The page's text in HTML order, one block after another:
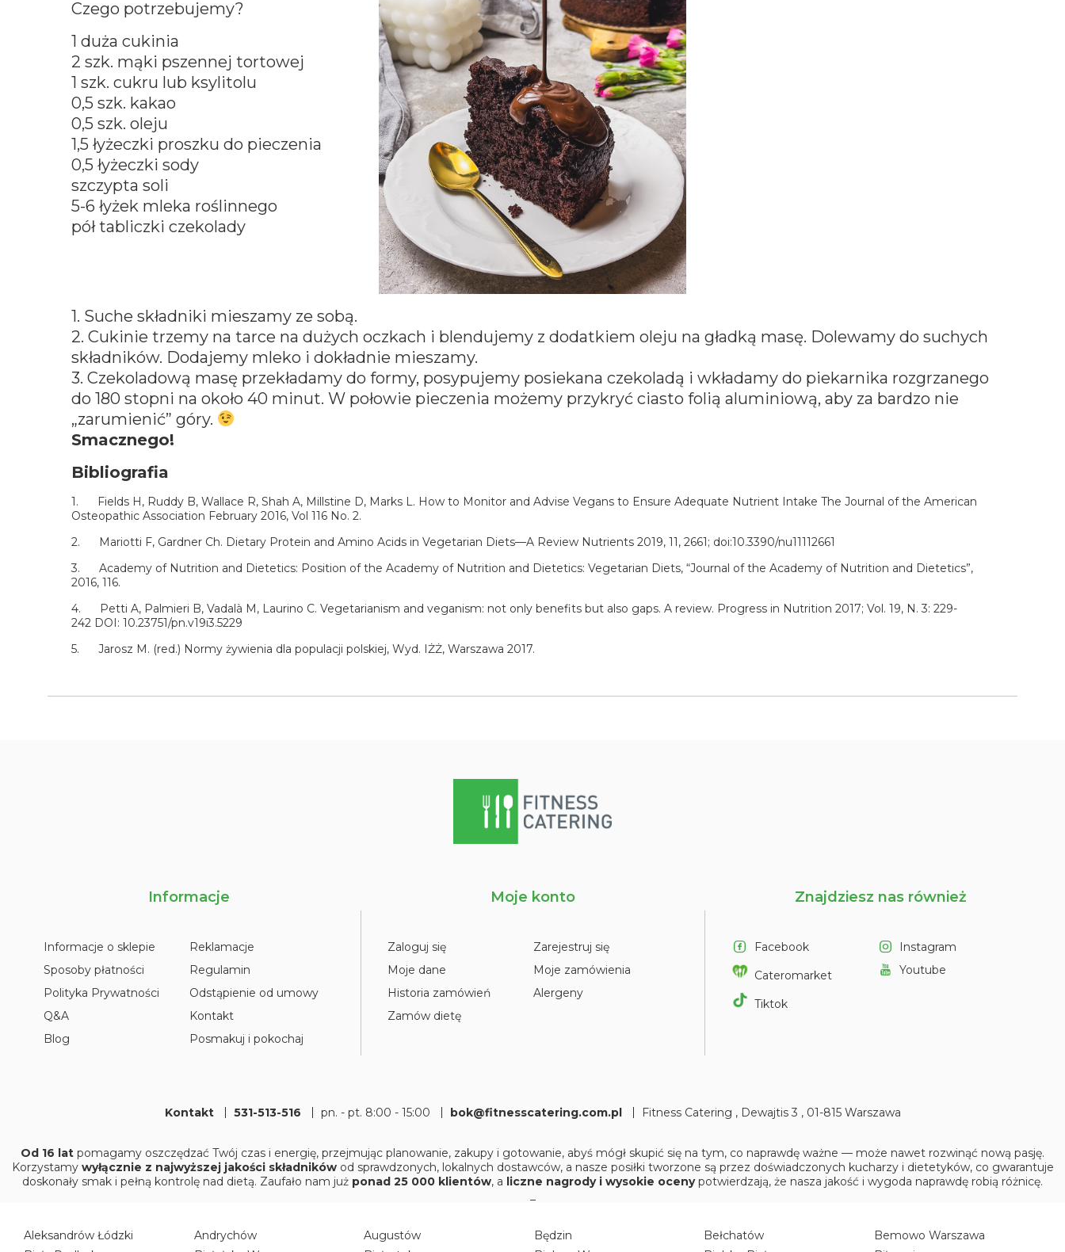
Czego potrzebujemy?
1 duża cukinia
2 szk. mąki pszennej tortowej
1 szk. cukru lub ksylitolu
0,5 szk. kakao
0,5 szk. oleju
1,5 łyżeczki proszku do pieczenia
0,5 łyżeczki sody
szczypta soli
5-6 łyżek mleka roślinnego
pół tabliczki czekolady
1. Suche składniki mieszamy ze sobą.
2. Cukinie trzemy na tarce na dużych oczkach i blendujemy z dodatkiem oleju na gładką masę. Dolewamy do suchych
składników. Dodajemy mleko i dokładnie mieszamy.
3. Czekoladową masę przekładamy do formy, posypujemy posiekana czekoladą i wkładamy do piekarnika rozgrzanego
do 180 stopni na około 40 minut. W połowie pieczenia możemy przykryć ciasto folią aluminiową, aby za bardzo nie
„zarumienić” góry.
Smacznego!
Bibliografia
1. Fields H, Ruddy B, Wallace R, Shah A, Millstine D, Marks L. How to Monitor and Advise Vegans to Ensure Adequate Nutrient Intake The Journal of the American
Osteopathic Association February 2016, Vol 116 No. 2.
2. Mariotti F, Gardner Ch. Dietary Protein and Amino Acids in Vegetarian Diets—A Review Nutrients 2019, 11, 2661; doi:10.3390/nu11112661
3. Academy of Nutrition and Dietetics: Position of the Academy of Nutrition and Dietetics: Vegetarian Diets, “Journal of the Academy of Nutrition and Dietetics”,
2016, 116.
4. Petti A, Palmieri B, Vadalà M, Laurino C. Vegetarianism and veganism: not only benefits but also gaps. A review. Progress in Nutrition 2017; Vol. 19, N. 3: 229-
242 DOI: 10.23751/pn.v19i3.5229
5. Jarosz M. (red.) Normy żywienia dla populacji polskiej, Wyd. IŻŻ, Warszawa 2017.
Informacje
Informacje o sklepie
Reklamacje
Sposoby płatności
Regulamin
Polityka Prywatności
Odstąpienie od umowy
Q&A
Kontakt
Blog
Posmakuj i pokochaj
Moje konto
Zaloguj się
Zarejestruj się
Moje dane
Moje zamówienia
Historia zamówień
Alergeny
Zamów dietę
Znajdziesz nas również
Facebook
Instagram
Cateromarket
Youtube
Tiktok
Kontakt 531-513-516 pn. - pt. 8:00 - 15:00 bok@fitnesscatering.com.pl Fitness Catering , Dewajtis 3 , 01-815 Warszawa
Od 16 lat pomagamy oszczędzać Twój czas i energię, przejmując planowanie, zakupy i gotowanie, abyś mógł skupić się na tym, co naprawdę ważne — może nawet rozwinąć nową pasję.
Korzystamy wyłącznie z najwyższej jakości składników od sprawdzonych, lokalnych dostawców, a nasze posiłki tworzone są przez doświadczonych kucharzy i dietetyków, co gwarantuje
doskonały smak i pełną kontrolę nad dietą. Zaufało nam już ponad 25 000 klientów, a liczne nagrody i wysokie ocenypotwierdzają, że nasza jakość i wygoda naprawdę robią różnicę.
Aleksandrów Łódzki Andrychów Augustów Będzin Bełchatów
Bemowo Warszawa